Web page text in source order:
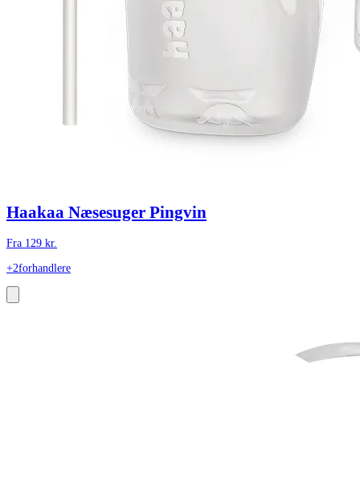
Haakaa Næsesuger Pingvin
Fra 129 kr.
+2forhandlere